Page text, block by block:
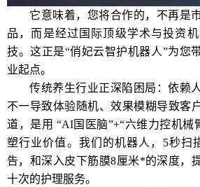
它意味着，您将合作的，不再是
品，而是经过国际顶级学术与投资
技。这正是“俏妃云智护机器人”为您
业起点。
传统养生行业正深陷困局：依赖
不一导致体验随机、效果模糊导致客
道，是用 “AI国医脑”+“六维力控机械
塑行业价值。我们的机器人，5秒扫
告，和深入皮下筋膜8厘米*的深度，
十次的护理服务。